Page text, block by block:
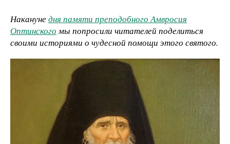
Наканунедня памяти преподобного Амвросия
Оптинскогомы попросили читателей поделиться
своими историями о чудесной помощи этого святого.